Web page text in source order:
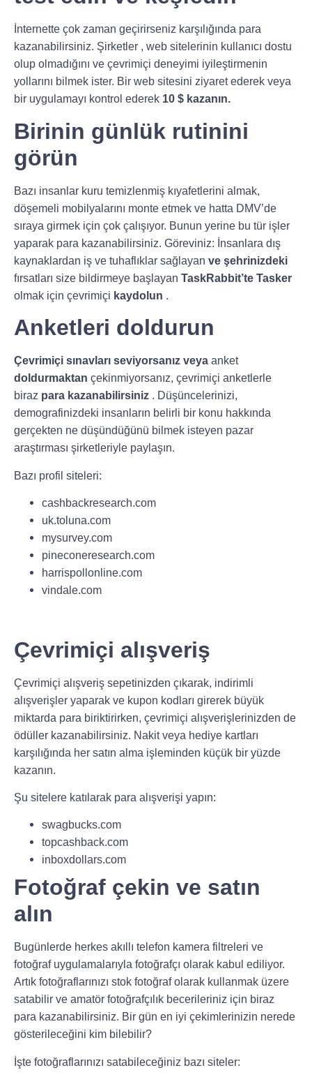
İnternette çok zaman geçirirseniz karşılığında para
kazanabilirsiniz. Şirketler , web sitelerinin kullanıcı dostu
olup olmadığını ve çevrimiçi deneyimi iyileştirmenin
yollarını bilmek ister. Bir web sitesini ziyaret ederek veya
bir uygulamayı kontrol ederek 10 $ kazanın.
Birinin günlük rutinini
görün
Bazı insanlar kuru temizlenmiş kıyafetlerini almak,
döşemeli mobilyalarını monte etmek ve hatta DMV’de
sıraya girmek için çok çalışıyor. Bunun yerine bu tür işler
yaparak para kazanabilirsiniz. Göreviniz: İnsanlara dış
kaynaklardan iş ve tuhaflıklar sağlayan ve şehrinizdeki
fırsatları size bildirmeye başlayan TaskRabbit’te Tasker
olmak için çevrimiçi kaydolun .
Anketleri doldurun
Çevrimiçi sınavları seviyorsanız veya anket
doldurmaktan çekinmiyorsanız, çevrimiçi anketlerle
biraz para kazanabilirsiniz . Düşüncelerinizi,
demografinizdeki insanların belirli bir konu hakkında
gerçekten ne düşündüğünü bilmek isteyen pazar
araştırması şirketleriyle paylaşın.
Bazı profil siteleri:
cashbackresearch.com
uk.toluna.com
mysurvey.com
pineconeresearch.com
harrispollonline.com
vindale.com
Çevrimiçi alışveriş
Çevrimiçi alışveriş sepetinizden çıkarak, indirimli
alışverişler yaparak ve kupon kodları girerek büyük
miktarda para biriktirirken, çevrimiçi alışverişlerinizden de
ödüller kazanabilirsiniz. Nakit veya hediye kartları
karşılığında her satın alma işleminden küçük bir yüzde
kazanın.
Şu sitelere katılarak para alışverişi yapın:
swagbucks.com
topcashback.com
inboxdollars.com
Fotoğraf çekin ve satın
alın
Bugünlerde herkes akıllı telefon kamera filtreleri ve
fotoğraf uygulamalarıyla fotoğrafçı olarak kabul ediliyor.
Artık fotoğraflarınızı stok fotoğraf olarak kullanmak üzere
satabilir ve amatör fotoğrafçılık becerileriniz için biraz
para kazanabilirsiniz. Bir gün en iyi çekimlerinizin nerede
gösterileceğini kim bilebilir?
İşte fotoğraflarınızı satabileceğiniz bazı siteler: